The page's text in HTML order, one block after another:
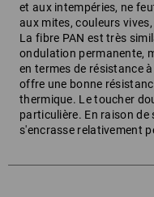
et aux intempéries, ne
aux mites, couleurs
La fibre PAN est très
ondulation permanente,
en termes de résistance
offre une bonne
thermique. Le toucher
particulière. En raison
s'encrasse relativement